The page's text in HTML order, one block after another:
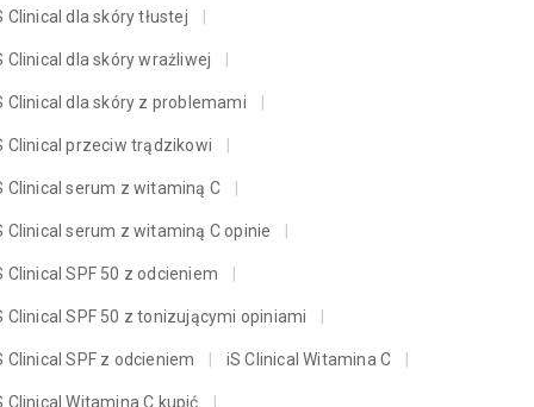
Clinical dla skóry tłustej
Clinical dla skóry wrażliwej
Clinical dla skóry z problemami
Clinical przeciw trądzikowi
Clinical serum z witaminą C
Clinical serum z witaminą C opinie
Clinical SPF 50 z odcieniem
Clinical SPF 50 z tonizującymi opiniami
Clinical SPF z odcieniem iS Clinical Witamina C
Clinical Witamina C kupić